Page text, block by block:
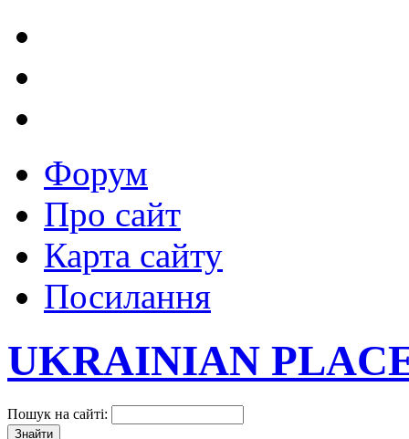
Форум
Про сайт
Карта сайту
Посилання
UKRAINIAN
Пошук на сайті: